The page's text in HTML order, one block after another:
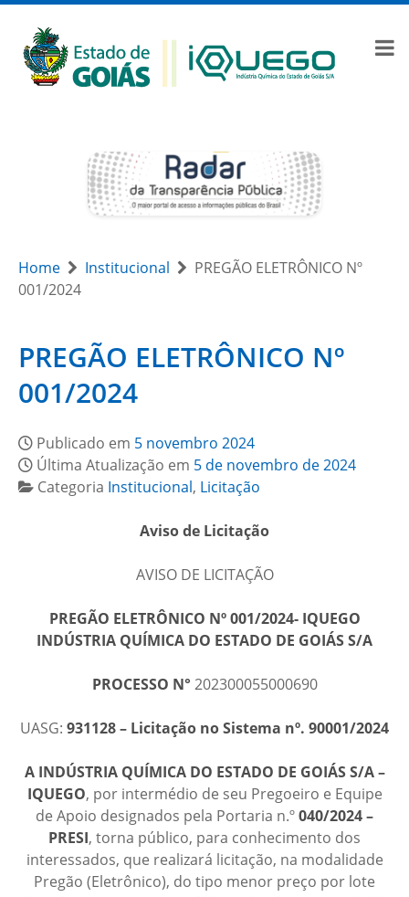
Home Institucional
PREGÃO ELETRÔNICO Nº
001/2024
PREGÃO ELETRÔNICO Nº
001/2024
Publicado em 5 novembro 2024
Última Atualização em 5 de novembro de 2024
Categoria Institucional, Licitação
Aviso de Licitação
AVISO DE LICITAÇÃO
PREGÃO ELETRÔNICO Nº 001/2024- IQUEGO
INDÚSTRIA QUÍMICA DO ESTADO DE GOIÁS S/A
PROCESSO N° 202300055000690
UASG: 931128 – Licitação no Sistema nº. 90001/2024
A INDÚSTRIA QUÍMICA DO ESTADO DE GOIÁS S/A –
IQUEGO, por intermédio de seu Pregoeiro e Equipe
de Apoio designados pela Portaria n.º040/2024 –
PRESI, torna público, para conhecimento dos
interessados, que realizará licitação, na modalidade
Pregão (Eletrônico), do tipo menor preço por lote